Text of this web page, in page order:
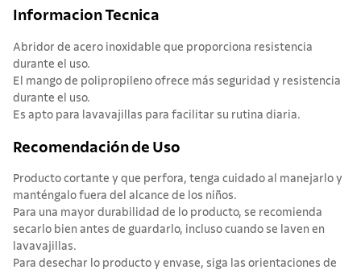
Informacion Tecnica
Abridor de acero inoxidable que proporciona resistencia
durante el uso.
El mango de polipropileno ofrece más seguridad y resistencia
durante el uso.
Es apto para lavavajillas para facilitar su rutina diaria.
Recomendación de Uso
Producto cortante y que perfora, tenga cuidado al manejarlo y
manténgalo fuera del alcance de los niños.
Para una mayor durabilidad de lo producto, se recomienda
secarlo bien antes de guardarlo, incluso cuando se laven en
lavavajillas.
Para desechar lo producto y envase, siga las orientaciones de